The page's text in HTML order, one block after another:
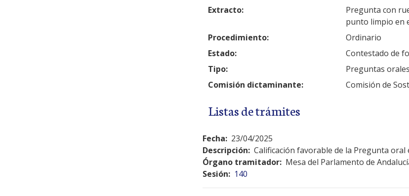
Extracto:
Pregunta con
punto limpio en
Procedimiento:
Ordinario
Estado:
Contestado de
Tipo:
Preguntas
Comisión dictaminante:
Comisión de
Listas de trámites
Fecha: 23/04/2025
Descripción: Calificación favorable de la Pregunta oral
Órgano tramitador: Mesa del Parlamento de
Sesión: 140